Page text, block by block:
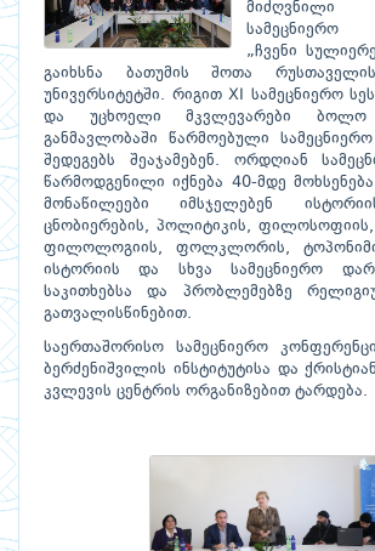
მიძღვნილი
სამეცნიერო
„ჩვენი
გაიხსნა ბათუმის შოთა
უნივერსიტეტში. რიგით XI სამეცნიერო
და უცხოელი მკვლევარები
განმავლობაში წარმოებული სამეცნიერო
შედეგებს შეაჯამებენ. ორდღიან
წარმოდგენილი იქნება 40-მდე
მონაწილეები იმსჯელებენ
ცნობიერების, პოლიტიკის,
ფილოლოგიის, ფოლკლორის,
ისტორიის და სხვა სამეცნიერო
საკითხებსა და პრობლემებზე
გათვალისწინებით.
საერთაშორისო სამეცნიერო
ბერძენიშვილის ინსტიტუტისა და
კვლევის ცენტრის ორგანიზებით ტარდება.